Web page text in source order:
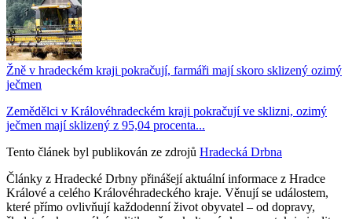
Žně v hradeckém kraji pokračují, farmáři mají skoro sklizený ozimý
ječmen
Zemědělci v Královéhradeckém kraji pokračují ve sklizni, ozimý
ječmen mají sklizený z 95,04 procenta...
Tento článek byl publikován ze zdrojů Hradecká Drbna
Články z Hradecké Drbny přinášejí aktuální informace z Hradce
Králové a celého Královéhradeckého kraje. Věnují se událostem,
které přímo ovlivňují každodenní život obyvatel – od dopravy,